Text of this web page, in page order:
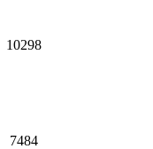
10298
7484